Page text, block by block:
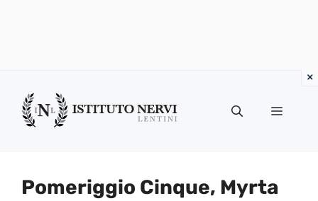
contenuto
Menu
Pomeriggio Cinque, Myrta